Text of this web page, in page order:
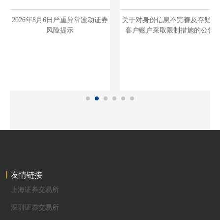
2026年8月6日严重异常波动证券
风险提示
限制措施的公告
关于对身份信息不完善及存疑的
客户账户采取限制措施的公告
友情链接
上海证券交易所
深圳证券交易所